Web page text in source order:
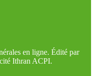
en ligne. Édité par
Ithran ACPI.